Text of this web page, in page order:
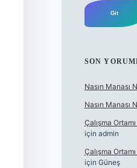
SON
Nasın Manası
Nasın Manası
Çalışma
için admin
Çalışma
için Güneş